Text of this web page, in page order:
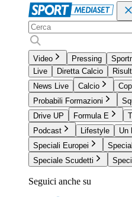
Video Pressing
Live
Diretta Calcio
News Live
Calcio
Probabili Formazioni
Drive UP
Formula E
Podcast
Lifestyle
Un
Speciali Europei
Speciale Scudetti
Seguici anche su